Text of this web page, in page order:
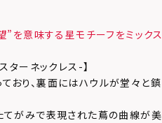
を意味する星モチーフをミックス
ーネックレス-】
おり、裏面にはハウルが堂々と鎮
てがみで表現された蔦の曲線が美